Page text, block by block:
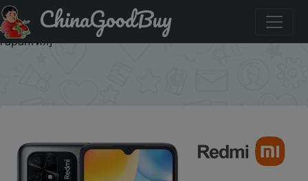
Придбати по акціи Смартфон Xiaomi redmi 10C
4ГБ+128ГБ [Ростест, Доставка от 2 дня, Официальная
гарантия]
ChinaGoodBuy